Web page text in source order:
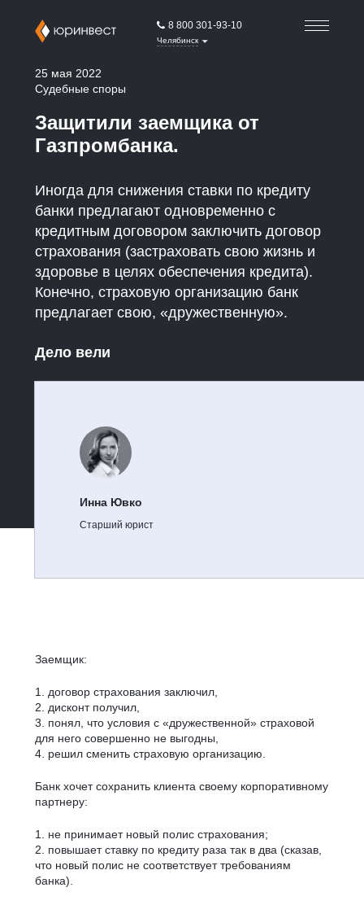
8 800 301-93-10
Челябинск
25 мая 2022
Судебные споры
Защитили заемщика от
Газпромбанка.
Иногда для снижения ставки по кредиту
банки предлагают одновременно с
кредитным договором заключить договор
страхования (застраховать свою жизнь и
здоровье в целях обеспечения кредита).
Конечно, страховую организацию банк
предлагает свою, «дружественную».
Дело вели
Инна Ювко
Старший юрист
Заемщик:
1. договор страхования заключил,
2. дисконт получил,
3. понял, что условия с «дружественной» страховой
для него совершенно не выгодны,
4. решил сменить страховую организацию.
Банк хочет сохранить клиента своему корпоративному
партнеру:
1. не принимает новый полис страхования;
2. повышает ставку по кредиту раза так в два (сказав,
что новый полис не соответствует требованиям
банка).